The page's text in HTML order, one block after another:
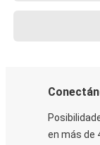
en más de